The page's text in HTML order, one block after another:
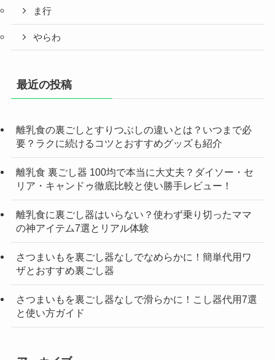
ま行
やらわ
最近の投稿
離乳食の裏ごしとすりつぶしの違いとは？いつまで必
要？ラクに続けるコツとおすすめグッズも紹介
離乳食 裏ごし器 100均で本当に大丈夫？ダイソー・セ
リア・キャンドゥ徹底比較と使い勝手レビュー！
離乳食に裏ごし器はいらない？使わず乗り切ったママ
の神アイテム7選とリアル体験
さつまいもを裏ごし器なしでなめらかに！簡単代用ワ
ザとおすすめ裏ごし器
さつまいもを裏ごし器なしで滑らかに！こし器代用7選
と使い方ガイド